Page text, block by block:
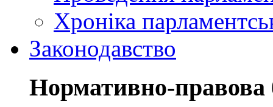
Хроніка
Законодавство
Нормативно-правова